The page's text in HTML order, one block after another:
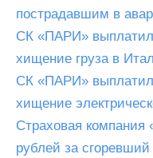
пострадавшим в
СК «ПАРИ»
хищение груза в
СК «ПАРИ»
хищение
Страховая
рублей за сгоревший